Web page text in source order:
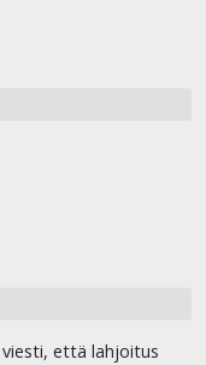
viesti, että lahjoitus